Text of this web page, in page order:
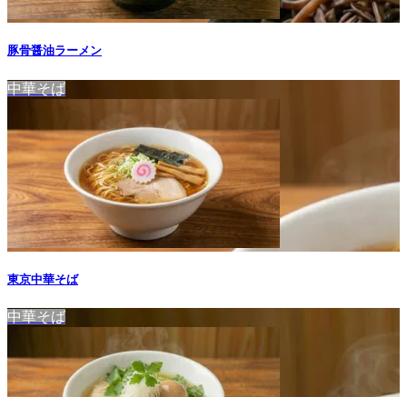
豚骨醤油ラーメン
中華そば
東京中華そば
中華そば